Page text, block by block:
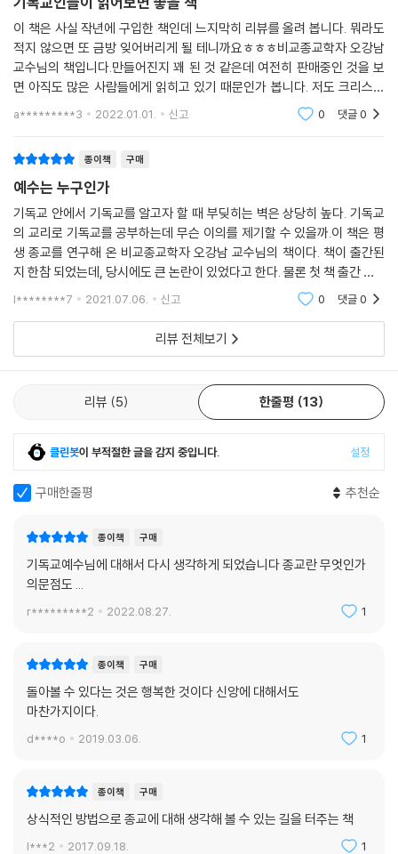
서도 이의를 제기한다. 결론부터 말하자면 신은 남성이면서 동시에 여성도
되고, 또 남성·여성임과 동시에 이 둘을 다 넘어서서 둘 다 아닌 분이기도
하다. 논리적으로 생각해서, 신을 절대자로 생각한다면 그는 어쩔 수 없이
남녀성을 구유(具有)하고 있어야 하기 때문이다. 또한 성경에 나오는 신
이 반드시 남성으로만 묘사되어 있지 않기도 하다.
러나 좀 더 자세히 살펴보면, 아무리 남성 중심의 가부장 사회에서 신을 남
성으로 보는 것이 당연시되었다 하더라도, 신을 남성으로만 볼 수 없었던
우선 히브리어 성경에 나오는 신의 이름에서 그 흔적을 찾을 수 있다. 신의
이름들 중에 히브리어 성경에 2,500번가량 나올 정도로 중요한 ‘엘로
힘’이라는 이름은 어원적으로 따져보면, ‘엘’이라는 남성 신과 ‘엘로아’라는
여성 신의 이름을 합한 복합명사에다가 복수를 나타내는 말 ‘임’을 붙여서
된 것이다. 다시 말하면, 엘로힘은 남성 신들과 여성 신들을 총체적으로 대
표한 이름으로서 그 속에 남성적인 요소와 여성적인 요소를 함께 포함하고
있다.
그러면서 그동안 신을 남성으로 생각하고, 신의 남성적 요소만 강조함으로
써 생기는 불균형과 불합리함을 지적한다. 많은 기독교인이 성경을 근거로
다원주의 시대,
우리에게 필요한 종교관은 무엇인가?
기독교 역사상 예수를 바라보는 여러 관점이 있어왔다. 예수님을 하나님의
‘지혜’의 현현으로 보는 것, ‘말씀’으로 보는 것, 인간의 죄를 대신해 희생한
‘희생양’으로 보는 것, 사망을 이기는 ‘승리자’로 보는 것 등이다. 저자는 이
가운데 어떤 것이 좋고, 어떤 것이 나쁘다를 따질 필요가 없다고 말한다. 어
1997년 캐나다 최대 개신교 교단인 연합교회의 총회장으로 선출된 빌 핍
스 목사의 인터뷰가 파장을 일으킨 적이 있다.
기자: 목사님은 예수님이 부활하셨다고 믿으십니까?
기자: 그렇지만 그가 돌아가셔서 죽은 상태로 3일간 계시다가 다시 살아나
서 땅을 밟고 다니셨다는 것은?
핍스: 아니요. 저는 그것을 과학적 사실로 믿지는 않습니다. 저는 그런 일들
이 책은 사실 작년에 구입한 책인데 느지막히 리뷰를 올려 봅니다. 뭐라도
적지 않으면 또 금방 잊어버리게 될 테니까요ㅎㅎㅎ비교종교학자 오강남
교수님의 책입니다.만들어진지 꽤 된 것 같은데 여전히 판매중인 것을 보
면 아직도 많은 사람들에게 읽히고 있기 때문인가 봅니다. 저도 크리스챤
이고 예수란 존재에 대해 연구한 학자들의 글을 여럿 읽어봤지만 이 책처
a*********3 2022.01.01. 신고 0 댓글0
종이책 구매
예수는 누구인가
기독교 안에서 기독교를 알고자 할 때 부딪히는 벽은 상당히 높다. 기독교
의 교리로 기독교를 공부하는데 무슨 이의를 제기할 수 있을까.이 책은 평
생 종교를 연구해 온 비교종교학자 오강남 교수님의 책이다. 책이 출간된
지 한참 되었는데, 당시에도 큰 논란이 있었다고 한다. 물론 첫 책 출간 후 2
0년쯤 지난 오늘날에도 이 책은 상당히 급진적이라 해야 하나.. 여하튼 기
l********7 2021.07.06. 신고 0 댓글0
리뷰 전체보기
리뷰 5 한줄평 13
클린봇이 부적절한 글을 감지 중입니다. 설정
구매한줄평 추천순
종이책 구매
기독교예수님에 대해서 다시 생각하게 되었습니다 종교란 무엇인가
의문점도 ...
r*********2 2022.08.27. 1
종이책 구매
돌아볼 수 있다는 것은 행복한 것이다 신앙에 대해서도
마찬가지이다.
d****o 2019.03.06. 1
종이책 구매
상식적인 방법으로 종교에 대해 생각해 볼 수 있는 길을 터주는 책
l***2 2017.09.18. 1